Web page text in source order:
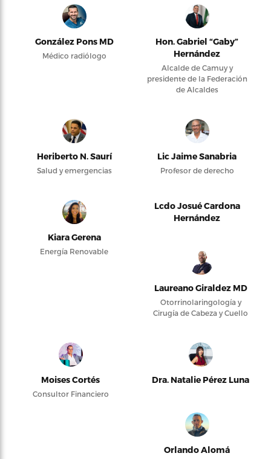
González Pons MD
Médico radiólogo
Hon. Gabriel “Gaby”
Hernández
Alcalde de Camuy y
presidente de la Federación
de Alcaldes
Heriberto N. Saurí
Salud y emergencias
Lic Jaime Sanabria
Profesor de derecho
Kiara Gerena
Energía Renovable
Lcdo Josué Cardona
Hernández
Laureano Giraldez MD
Otorrinolaringología y
Cirugía de Cabeza y Cuello
Moises Cortés
Consultor Financiero
Dra. Natalie Pérez Luna
Orlando Alomá